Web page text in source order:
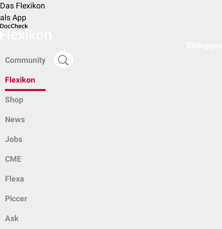
Das Flexikon
als App
Community
Flexikon
Shop
News
Jobs
CME
Flexa
Piccer
Ask